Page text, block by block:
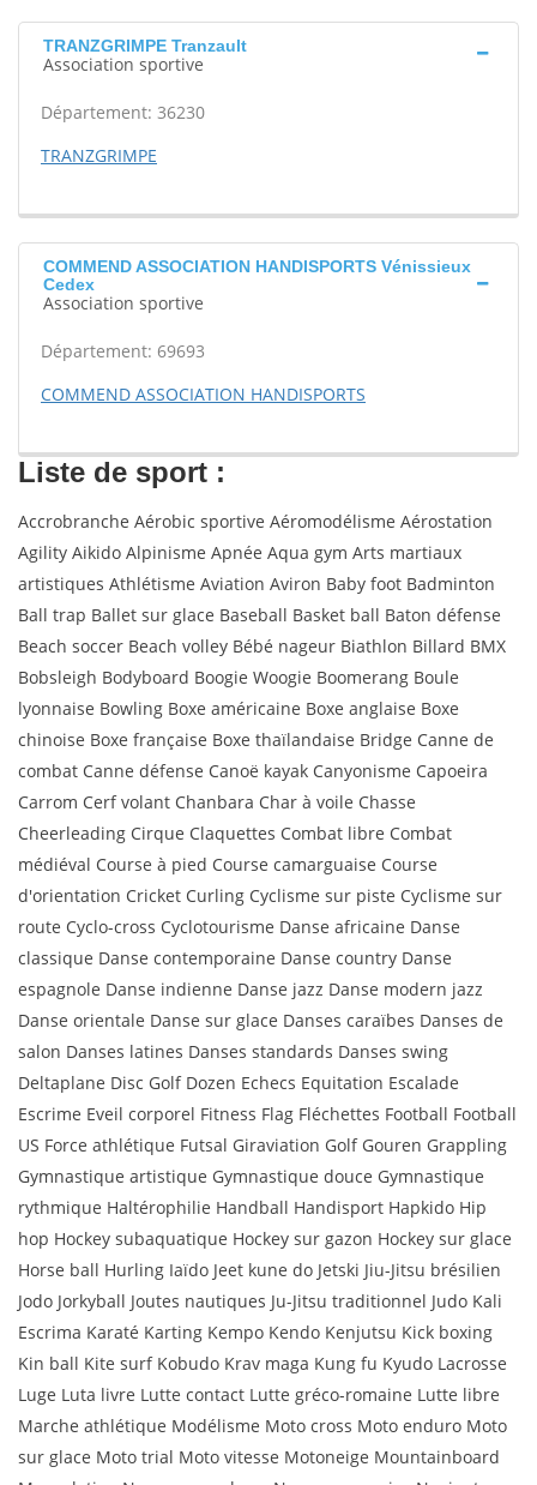
TRANZGRIMPE Tranzault
Association sportive
Département: 36230
TRANZGRIMPE
COMMEND ASSOCIATION HANDISPORTS Vénissieux
Cedex
Association sportive
Département: 69693
COMMEND ASSOCIATION HANDISPORTS
Liste de sport :
Accrobranche Aérobic sportive Aéromodélisme Aérostation
Agility Aikido Alpinisme Apnée Aqua gym Arts martiaux
artistiques Athlétisme Aviation Aviron Baby foot Badminton
Ball trap Ballet sur glace Baseball Basket ball Baton défense
Beach soccer Beach volley Bébé nageur Biathlon Billard BMX
Bobsleigh Bodyboard Boogie Woogie Boomerang Boule
lyonnaise Bowling Boxe américaine Boxe anglaise Boxe
chinoise Boxe française Boxe thaïlandaise Bridge Canne de
combat Canne défense Canoë kayak Canyonisme Capoeira
Carrom Cerf volant Chanbara Char à voile Chasse
Cheerleading Cirque Claquettes Combat libre Combat
médiéval Course à pied Course camarguaise Course
d'orientation Cricket Curling Cyclisme sur piste Cyclisme sur
route Cyclo-cross Cyclotourisme Danse africaine Danse
classique Danse contemporaine Danse country Danse
espagnole Danse indienne Danse jazz Danse modern jazz
Danse orientale Danse sur glace Danses caraïbes Danses de
salon Danses latines Danses standards Danses swing
Deltaplane Disc Golf Dozen Echecs Equitation Escalade
Escrime Eveil corporel Fitness Flag Fléchettes Football Football
US Force athlétique Futsal Giraviation Golf Gouren Grappling
Gymnastique artistique Gymnastique douce Gymnastique
rythmique Haltérophilie Handball Handisport Hapkido Hip
hop Hockey subaquatique Hockey sur gazon Hockey sur glace
Horse ball Hurling Iaïdo Jeet kune do Jetski Jiu-Jitsu brésilien
Jodo Jorkyball Joutes nautiques Ju-Jitsu traditionnel Judo Kali
Escrima Karaté Karting Kempo Kendo Kenjutsu Kick boxing
Kin ball Kite surf Kobudo Krav maga Kung fu Kyudo Lacrosse
Luge Luta livre Lutte contact Lutte gréco-romaine Lutte libre
Marche athlétique Modélisme Moto cross Moto enduro Moto
sur glace Moto trial Moto vitesse Motoneige Mountainboard